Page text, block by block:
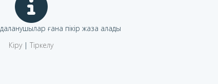
ғана пікір жаза алады
Кіру| Тіркелу